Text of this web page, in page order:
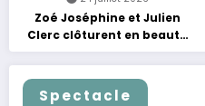
Zoé Joséphine et Julien
Clerc clôturent en beauté
Les Nuits Francofolies au
Casino
Spectacle